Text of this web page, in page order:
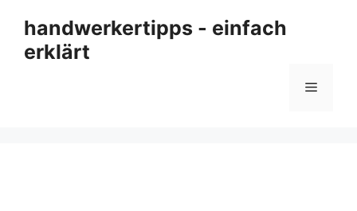
Inhalt
springen
handwerkertipps - einfach
erklärt
Menü